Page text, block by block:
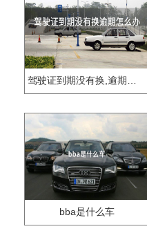
驾驶证到期没有换,逾期怎么办??
bba是什么车